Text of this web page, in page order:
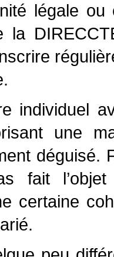
légale
la
individuel
une
fait
certaine